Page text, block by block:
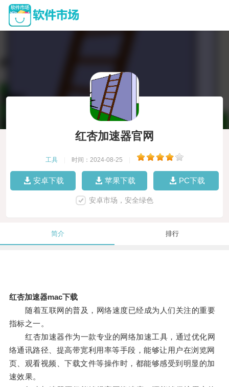
红杏加速器官网
工具 时间：2024-08-25
安卓下载 苹果下载 PC下载
安卓市场，安全绿色
简介 排行
红杏加速器mac下载
随着互联网的普及，网络速度已经成为人们关注的重要
指标之一。
红杏加速器作为一款专业的网络加速工具，通过优化网
络通讯路径、提高带宽利用率等手段，能够让用户在浏览网
页、观看视频、下载文件等操作时，都能够感受到明显的加
速效果。